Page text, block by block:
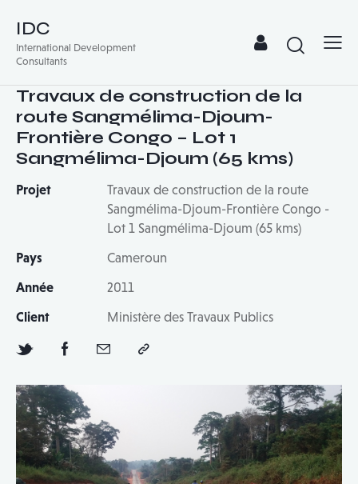
IDC
International Development
Consultants
Travaux de construction de la
route Sangmélima-Djoum-
Frontière Congo – Lot 1
Sangmélima-Djoum (65 kms)
Projet
Travaux de construction de la route
Sangmélima-Djoum-Frontière Congo -
Lot 1 Sangmélima-Djoum (65 kms)
Pays
Cameroun
Année
2011
Client
Ministère des Travaux Publics